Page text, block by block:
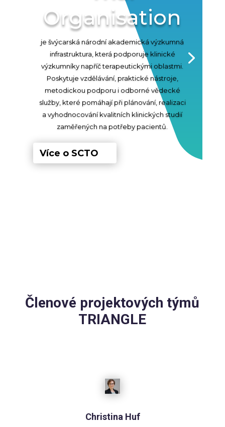
Organisation
je švýcarská národní akademická výzkumná
infrastruktura, která podporuje klinické
výzkumníky napříč terapeutickými oblastmi.
Poskytuje vzdělávání, praktické nástroje,
metodickou podporu i odborné vědecké
služby, které pomáhají při plánování, realizaci
a vyhodnocování kvalitních klinických studií
zaměřených na potřeby pacientů.
Více o SCTO
Členové projektových týmů
TRIANGLE
Christina Huf